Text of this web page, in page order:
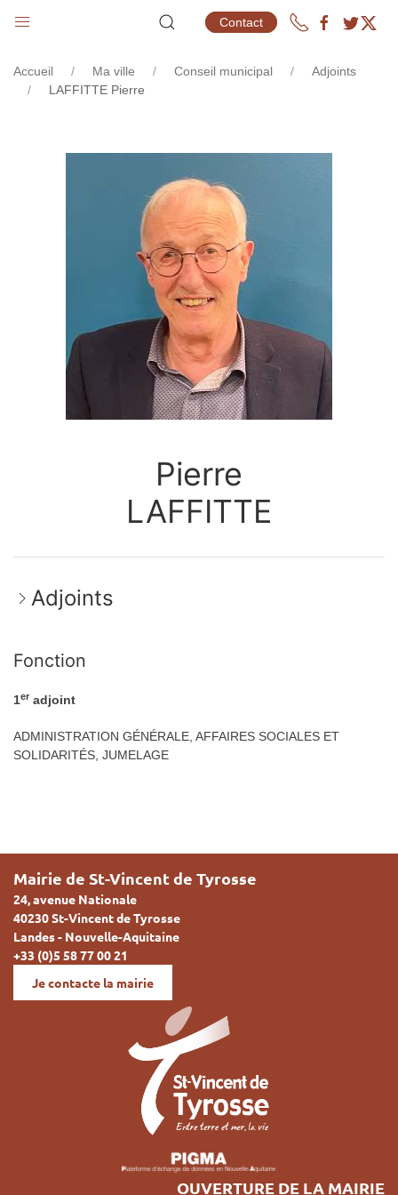
Contact
CONSEIL MUNICIPAL
Accueil Ma ville Conseil municipal
Adjoints
LAFFITTE Pierre
Pierre
LAFFITTE
Adjoints
Fonction
1er adjoint
ADMINISTRATION GÉNÉRALE, AFFAIRES SOCIALES ET
SOLIDARITÉS, JUMELAGE
Mairie de St-Vincent de Tyrosse
24, avenue Nationale
40230 St-Vincent de Tyrosse
Landes - Nouvelle-Aquitaine
+33 (0)5 58 77 00 21
Je contacte la mairie
OUVERTURE DE LA MAIRIE